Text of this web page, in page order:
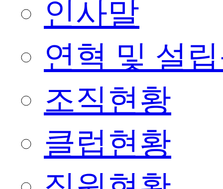
인사말
연혁 및 설
조직현황
클럽현황